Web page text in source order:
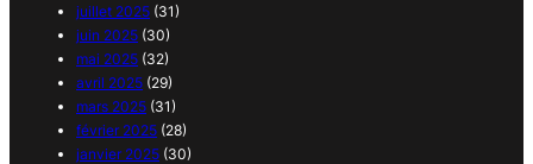
juillet 2025 (31)
juin 2025 (30)
mai 2025 (32)
avril 2025 (29)
mars 2025 (31)
février 2025 (28)
janvier 2025 (30)